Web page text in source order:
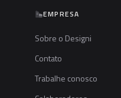
EMPRESA
Sobre o Designi
Contato
Trabalhe conosco